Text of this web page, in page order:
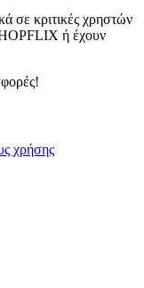
σε κριτικές χρηστών
ή έχουν
χρήσης